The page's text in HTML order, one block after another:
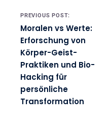
Post navigation
PREVIOUS POST:
Moralen vs Werte:
Erforschung von
Körper-Geist-
Praktiken und Bio-
Hacking für
persönliche
Transformation